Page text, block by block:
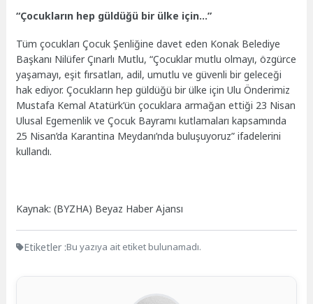
“Çocukların hep güldüğü bir ülke için…”
Tüm çocukları Çocuk Şenliğine davet eden Konak Belediye
Başkanı Nilüfer Çınarlı Mutlu, “Çocuklar mutlu olmayı, özgürce
yaşamayı, eşit fırsatları, adil, umutlu ve güvenli bir geleceği
hak ediyor. Çocukların hep güldüğü bir ülke için Ulu Önderimiz
Mustafa Kemal Atatürk’ün çocuklara armağan ettiği 23 Nisan
Ulusal Egemenlik ve Çocuk Bayramı kutlamaları kapsamında
25 Nisan’da Karantina Meydanı’nda buluşuyoruz” ifadelerini
kullandı.
Kaynak: (BYZHA) Beyaz Haber Ajansı
Etiketler :Bu yazıya ait etiket bulunamadı.